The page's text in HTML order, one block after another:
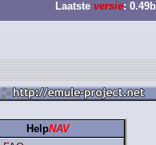
Laatste versie: 0.49b
HelpNAV